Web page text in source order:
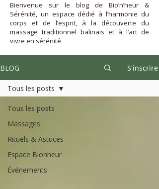
Bienvenue sur le blog de Bio’n’heur &
Sérénité, un espace dédié à l’harmonie du
corps et de l’esprit, à la découverte du
massage traditionnel balinais et à l’art de
vivre en sérénité.
BLOG S'inscrire
Tous les posts
Massages
Rituels & Astuces
Espace Bionheur
Événements
Tous les posts